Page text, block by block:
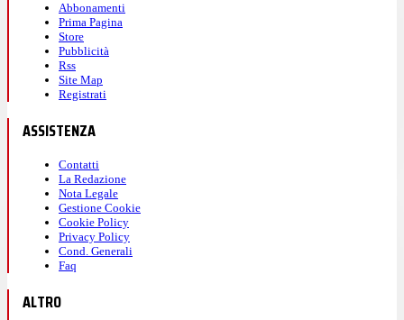
Abbonamenti
Prima Pagina
Store
Pubblicità
Rss
Site Map
Registrati
ASSISTENZA
Contatti
La Redazione
Nota Legale
Gestione Cookie
Cookie Policy
Privacy Policy
Cond. Generali
Faq
ALTRO